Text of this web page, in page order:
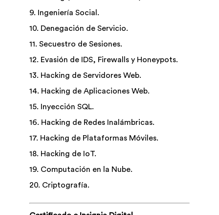
9. Ingeniería Social.
10. Denegación de Servicio.
11. Secuestro de Sesiones.
12. Evasión de IDS, Firewalls y Honeypots.
13. Hacking de Servidores Web.
14. Hacking de Aplicaciones Web.
15. Inyección SQL.
16. Hacking de Redes Inalámbricas.
17. Hacking de Plataformas Móviles.
18. Hacking de IoT.
19. Computación en la Nube.
20. Criptografía.